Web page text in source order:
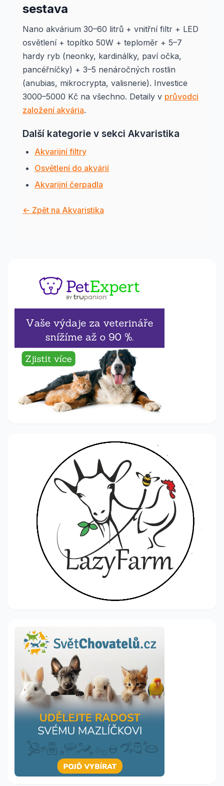
sestava
Nano akvárium 30–60 litrů + vnitřní filtr + LED
osvětlení + topítko 50W + teploměr + 5–7
hardy ryb (neonky, kardinálky, paví očka,
pancéřníčky) + 3–5 nenáročných rostlin
(anubias, mikrocrypta, valisnerie). Investice
3000–5000 Kč na všechno. Detaily v průvodci
založení akvária.
Další kategorie v sekci Akvaristika
Akvarijní filtry
Osvětlení do akvárií
Akvarijní čerpadla
← Zpět na Akvaristika